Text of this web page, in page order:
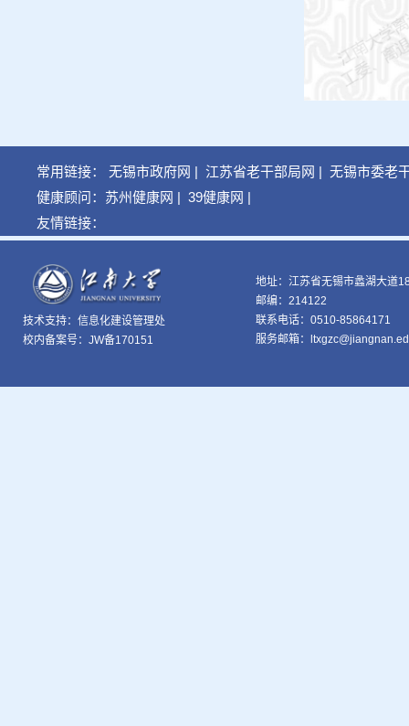
常用链接： 无锡市政府网 | 江苏省老干部局网 | 无锡市委老
健康顾问： 苏州健康网 | 39健康网 |
友情链接：
技术支持： 信息化建设管理处
校内备案号：JW备170151
地址：江苏省无锡市蠡湖大道
邮编：214122
联系电话：0510-85864171
服务邮箱：